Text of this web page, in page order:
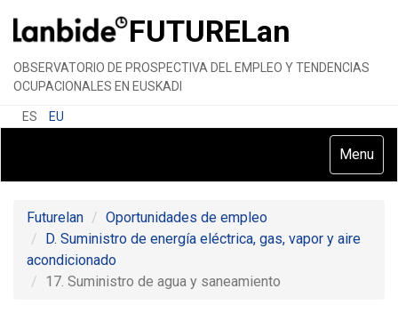
FUTURELan
OBSERVATORIO DE PROSPECTIVA DEL EMPLEO Y TENDENCIAS
OCUPACIONALES EN EUSKADI
ES EU
Toggle
Menu
Futurelan
Oportunidades de empleo
D. Suministro de energía eléctrica, gas, vapor y aire
acondicionado
17. Suministro de agua y saneamiento